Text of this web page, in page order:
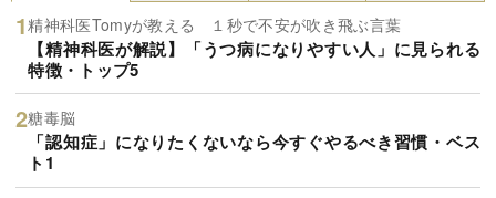
精神科医Tomyが教える １秒で不安が吹き飛ぶ言葉
【精神科医が解説】「うつ病になりやすい人」に見られる
特徴・トップ5
糖毒脳
「認知症」になりたくないなら今すぐやるべき習慣・ベス
ト1